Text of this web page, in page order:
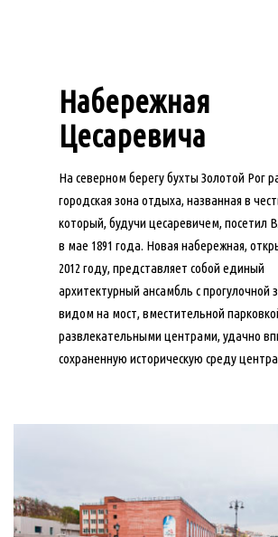
Набережная
Цесаревича
На северном берегу бухты Золотой Рог
городская зона отдыха, названная в
который, будучи цесаревичем, посетил
в мае 1891 года. Новая набережная,
2012 году, представляет собой единый
архитектурный ансамбль с прогулочной
видом на мост, вместительной
развлекательными центрами, удачно
сохраненную историческую среду